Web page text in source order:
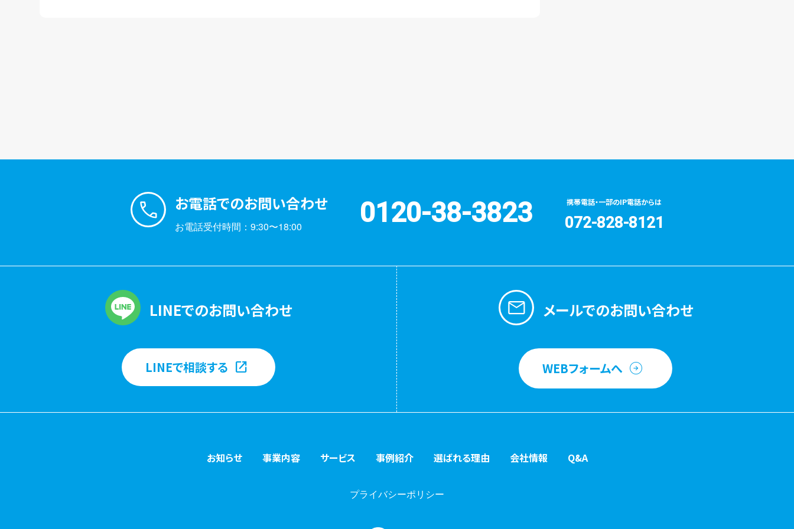
お電話でのお問い合わせ
お電話受付時間：9:30〜18:00 0120-38-3823 携帯電話・一部のIP電話からは
072-828-8121
LINEでのお問い合わせ
LINEで相談する
メールでのお問い合わせ
WEBフォームへ
お知らせ 事業内容 サービス 事例紹介 選ばれる理由 会社情報 Q&A
プライバシーポリシー